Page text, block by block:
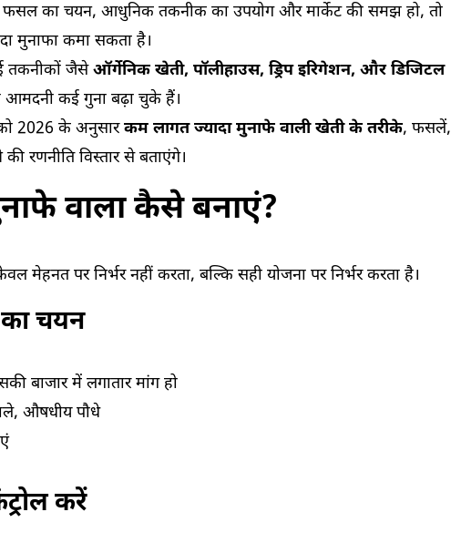
फसल का चयन, आधुनिक तकनीक का उपयोग और मार्केट की समझ हो, तो
मुनाफा कमा सकता है।
तकनीकों जैसेऑर्गेनिक खेती, पॉलीहाउस, ड्रिप इरिगेशन, और डिजिटल
कई गुना बढ़ा चुके हैं।
2026 के अनुसारकम लागत ज्यादा मुनाफे वाली खेती के तरीके, फसलें,
रणनीति विस्तार से बताएंगे।
वाला कैसे बनाएं?
मेहनत पर निर्भर नहीं करता, बल्कि सही योजना पर निर्भर करता है।
चयन
बाजार में लगातार मांग हो
औषधीय पौधे
करें